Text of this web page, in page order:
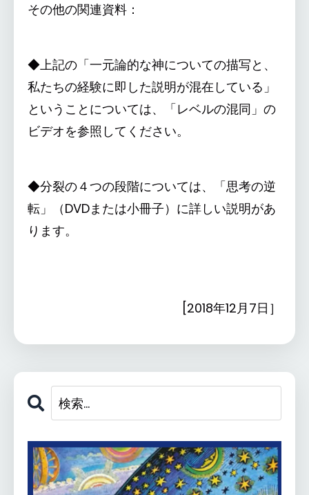
その他の関連資料：
◆上記の「一元論的な神についての描写と、
私たちの経験に即した説明が混在している」
ということについては、「レベルの混同」の
ビデオを参照してください。
◆分裂の４つの段階については、「思考の逆
転」（DVDまたは小冊子）に詳しい説明があ
ります。
[2018年12月7日］